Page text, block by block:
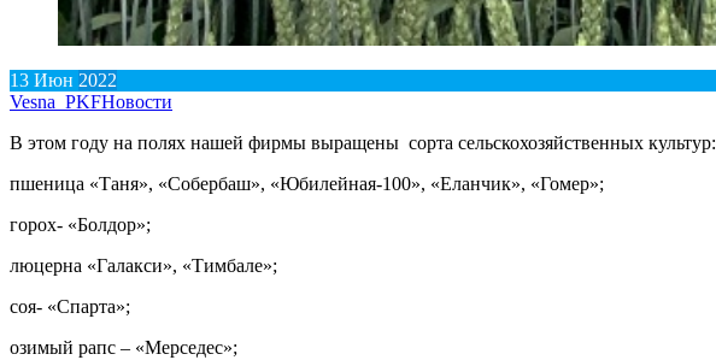
13 Июн 2022
Vesna_PKFНовости
В этом году на полях нашей фирмы выращены сорта сельскохозяйственных культур:
пшеница «Таня», «Собербаш», «Юбилейная-100», «Еланчик», «Гомер»;
горох- «Болдор»;
люцерна «Галакси», «Тимбале»;
соя- «Спарта»;
озимый рапс – «Мерседес»;